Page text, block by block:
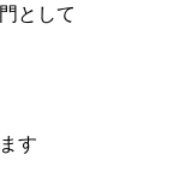
として
す